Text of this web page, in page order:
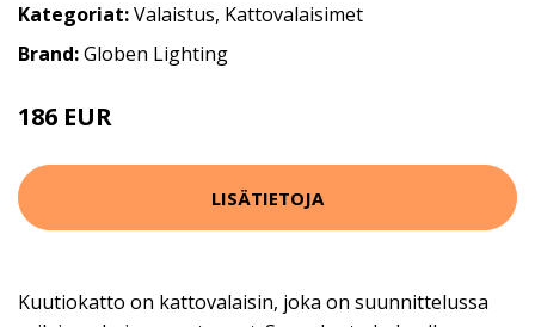
Kategoriat:Valaistus, Kattovalaisimet
Brand:Globen Lighting
186 EUR
LISÄTIETOJA
Kuutiokatto on kattovalaisin, joka on suunnittelussa